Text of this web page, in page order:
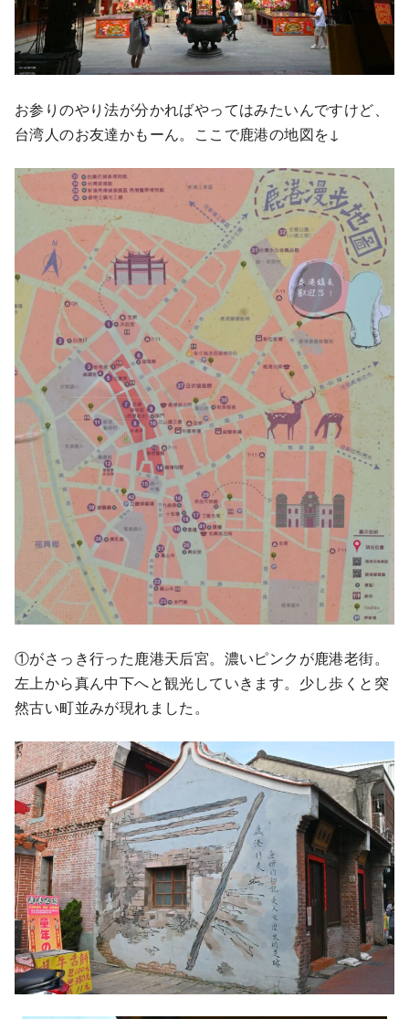
お参りのやり法が分かればやってはみたいんですけど、
台湾人のお友達かもーん。ここで鹿港の地図を↓
①がさっき行った鹿港天后宮。濃いピンクが鹿港老街。
左上から真ん中下へと観光していきます。少し歩くと突
然古い町並みが現れました。